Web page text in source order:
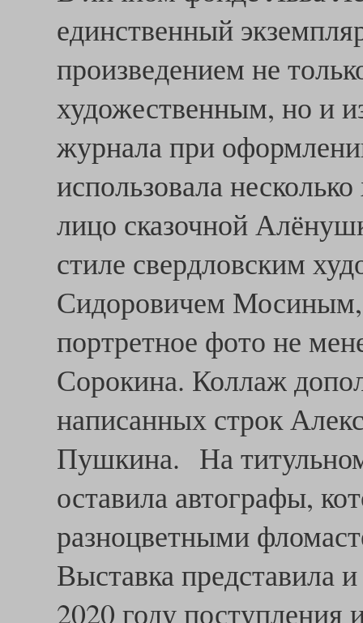
единственный
произведением не
художественным, но и
журнала при
использовала
лицо сказочной
стиле свердловским
Сидоровичем Мосиным,
портретное фото не
Сорокина. Коллаж
написанных строк
Пушкина. На
оставила автографы,
разноцветными
Выставка представила
2020 году поступления